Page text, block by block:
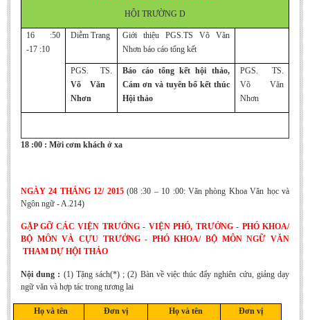
HỘI TRƯỜNG D
16 :50
-17 :10
Diễm Trang
Giới thiệu PGS.TS Võ Văn
Nhơn báo cáo tổng kết
PGS. TS.
Võ Văn
Nhơn
Báo cáo tổng kết hội thảo,
Cám ơn và tuyên bố kết thúc
Hội thảo
PGS. TS.
Võ Văn
Nhơn
18 :00 : Mời cơm khách ở xa
NGÀY 24 THÁNG 12/ 2015 (08 :30 – 10 :00: Văn phòng Khoa Văn học và
Ngôn ngữ - A.214)
GẶP GỠ CÁC VIỆN TRƯỞNG - VIỆN PHÓ, TRƯỞNG - PHÓ KHOA/
BỘ MÔN VÀ CỰU TRƯỞNG - PHÓ KHOA/ BỘ MÔN NGỮ VĂN
THAM DỰ HỘI THẢO
Nội dung : (1) Tặng sách(*) ; (2) Bàn về việc thúc đẩy nghiên cứu, giảng dạy
ngữ văn và hợp tác trong tương lai
Họ và tên Đơn vị Họ và tên Đơn vị